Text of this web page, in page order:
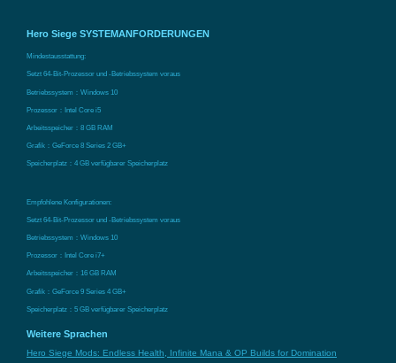
Hero Siege SYSTEMANFORDERUNGEN
Mindestausstattung:
Setzt 64-Bit-Prozessor und -Betriebssystem voraus
Betriebssystem：Windows 10
Prozessor：Intel Core i5
Arbeitsspeicher：8 GB RAM
Grafik：GeForce 8 Series 2 GB+
Speicherplatz：4 GB verfügbarer Speicherplatz
Empfohlene Konfigurationen:
Setzt 64-Bit-Prozessor und -Betriebssystem voraus
Betriebssystem：Windows 10
Prozessor：Intel Core i7+
Arbeitsspeicher：16 GB RAM
Grafik：GeForce 9 Series 4 GB+
Speicherplatz：5 GB verfügbarer Speicherplatz
Weitere Sprachen
Hero Siege Mods: Endless Health, Infinite Mana & OP Builds for Domination